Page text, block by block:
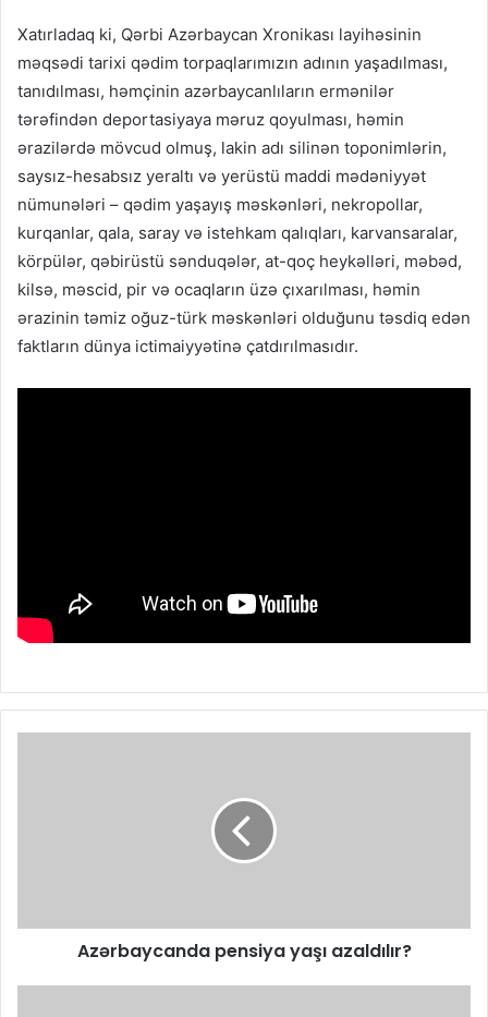
Xatırladaq ki, Qərbi Azərbaycan Xronikası layihəsinin
məqsədi tarixi qədim torpaqlarımızın adının yaşadılması,
tanıdılması, həmçinin azərbaycanlıların ermənilər
tərəfindən deportasiyaya məruz qoyulması, həmin
ərazilərdə mövcud olmuş, lakin adı silinən toponimlərin,
saysız-hesabsız yeraltı və yerüstü maddi mədəniyyət
nümunələri – qədim yaşayış məskənləri, nekropollar,
kurqanlar, qala, saray və istehkam qalıqları, karvansaralar,
körpülər, qəbirüstü sənduqələr, at-qoç heykəlləri, məbəd,
kilsə, məscid, pir və ocaqların üzə çıxarılması, həmin
ərazinin təmiz oğuz-türk məskənləri olduğunu təsdiq edən
faktların dünya ictimaiyyətinə çatdırılmasıdır.
Azərbaycanda pensiya yaşı azaldılır?